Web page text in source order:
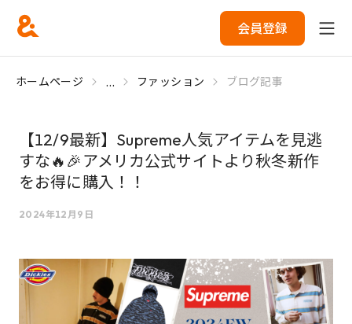
会員登録
ホームページ ... ファッション ブログ記事
【12/9最新】Supreme人気アイテムを見逃
すな🔥🎉アメリカ公式サイトより秋冬新作
をお得に購入！！
2024年12月9日